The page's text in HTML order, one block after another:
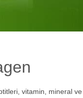
vitamin, mineral